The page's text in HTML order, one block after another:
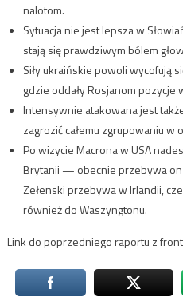
nalotom.
Sytuacja nie jest lepsza w
stają się prawdziwym bólem
Siły ukraińskie powoli wycofują
gdzie oddały Rosjanom pozycje
Intensywnie atakowana jest
zagrozić całemu zgrupowaniu w
Po wizycie Macrona w USA
Brytanii — obecnie przebywa on
Zełenski przebywa w Irlandii,
również do Waszyngtonu.
Link do poprzedniego raportu z